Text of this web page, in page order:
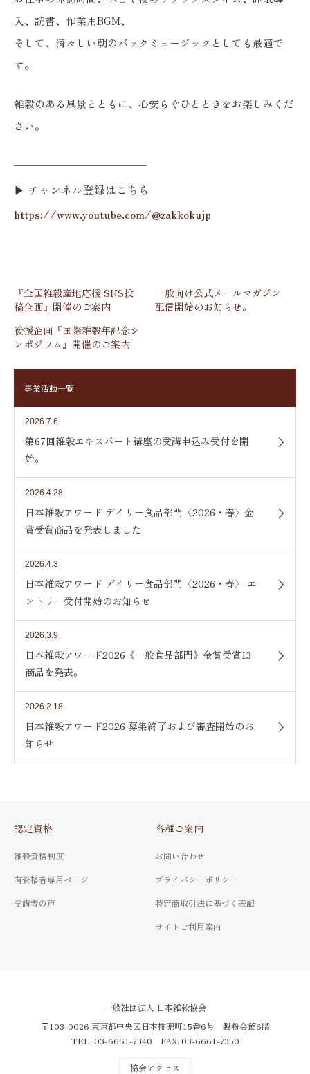
入、読書、作業用BGM、
そして、清々しい朝のバックミュージックとしても最適で
す。
雑穀のある風景とともに、心安らぐひとときをお楽しみくだ
さい。
────────────
▶ チャンネル登録はこちら
https://www.youtube.com/@zakkokujp
『全国雑穀産地応援 SNS投
稿企画』開催のご案内
一般向け公式メールマガジン
配信開始のお知らせ。
後援企画『国際雑穀年記念シ
ンポジウム』開催のご案内
事業活動一覧
2026.7.6
第67回雑穀エキスパート講座の受講申込み受付を開
始。
2026.4.28
日本雑穀アワード デイリー食品部門〈2026・春〉金
賞受賞商品を発表しました
2026.4.3
日本雑穀アワード デイリー食品部門〈2026・春〉 エ
ントリー受付開始のお知らせ
2026.3.9
日本雑穀アワード2026《一般食品部門》金賞受賞13
商品を発表。
2026.2.18
日本雑穀アワード2026 募集終了および審査開始のお
知らせ
認定資格
雑穀資格制度
有資格者専用ページ
受講者の声
各種ご案内
お問い合わせ
プライバシーポリシー
特定商取引法に基づく表記
サイトご利用案内
一般社団法人 日本雑穀協会
〒103-0026 東京都中央区日本橋兜町15番6号 製粉会館6階
TEL: 03-6661-7340 FAX: 03-6661-7350
協会アクセス